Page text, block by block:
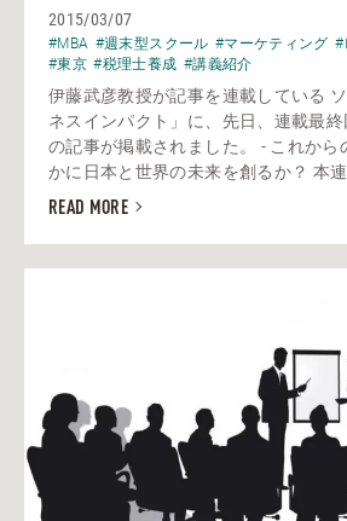
2015/03/07
#MBA #週末型スクール #マーケティング #
#東京 #税理士養成 #講義紹介
伊藤武彦教授が記事を連載している
ネスインパクト」に、先日、連載最
の記事が掲載されました。 - これから
かに日本と世界の未来を創るか？ 本
READ MORE